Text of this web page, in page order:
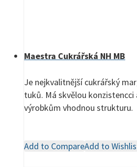
Maestra Cukrářská NH MB
Je nejkvalitnější cukrářský
tuků. Má skvělou
výrobkům vhodnou strukturu.
Add to CompareAdd to